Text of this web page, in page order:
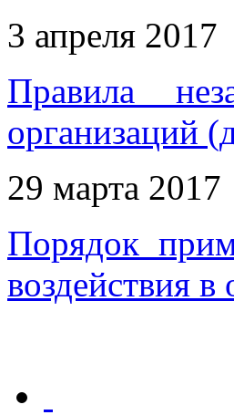
3 апреля 2017
Правила
организаций
29 марта 2017
Порядок
воздействия